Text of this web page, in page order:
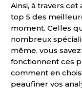
Ainsi, à travers
top 5 des
moment. Celles
nombreux
même, vous
fonctionnent ces
comment en
peaufiner vos